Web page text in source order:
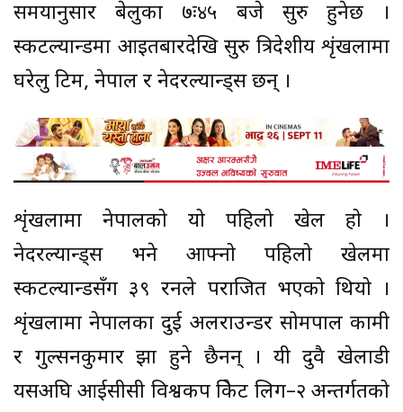
समयानुसार बेलुका ७ः४५ बजे सुरु हुनेछ ।
स्कटल्यान्डमा आइतबारदेखि सुरु त्रिदेशीय शृंखलामा
घरेलु टिम, नेपाल र नेदरल्यान्ड्स छन् ।
शृंखलामा नेपालको यो पहिलो खेल हो ।
नेदरल्यान्ड्स भने आफ्नो पहिलो खेलमा
स्कटल्यान्डसँग ३९ रनले पराजित भएको थियो ।
शृंखलामा नेपालका दुई अलराउन्डर सोमपाल कामी
र गुल्सनकुमार झा हुने छैनन् । यी दुवै खेलाडी
यसअघि आईसीसी विश्वकप क्रिकेट लिग–२ अन्तर्गतको